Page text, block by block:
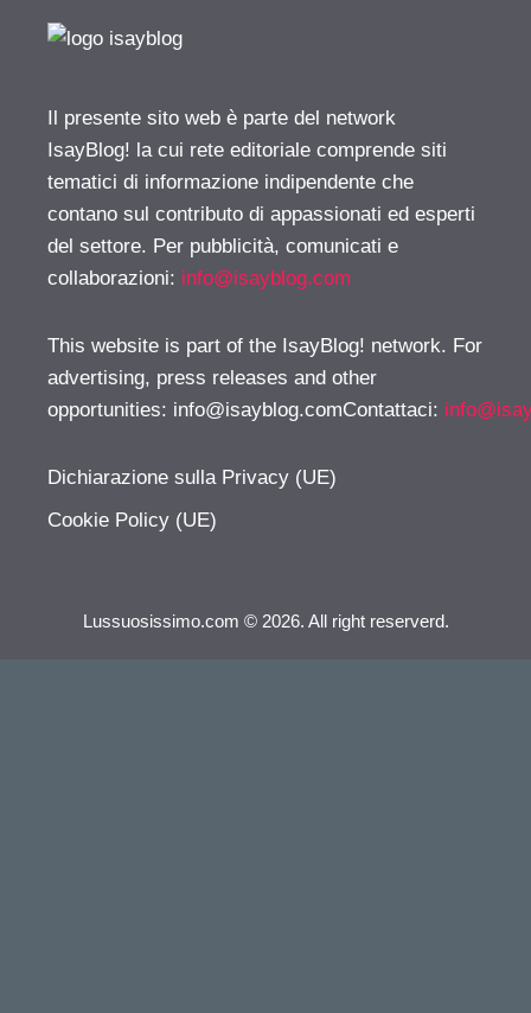
Il presente sito web è parte del network
IsayBlog! la cui rete editoriale comprende siti
tematici di informazione indipendente che
contano sul contributo di appassionati ed esperti
del settore. Per pubblicità, comunicati e
collaborazioni: info@isayblog.com
This website is part of the IsayBlog! network. For
advertising, press releases and other
opportunities: info@isayblog.comContattaci:
Dichiarazione sulla Privacy (UE)
Cookie Policy (UE)
Lussuosissimo.com © 2026. All right reserverd.